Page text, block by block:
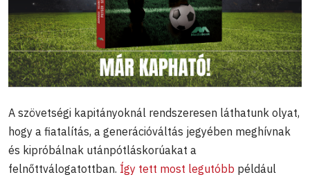
A szövetségi kapitányoknál rendszeresen láthatunk olyat,
hogy a fiatalítás, a generációváltás jegyében meghívnak
és kipróbálnak utánpótláskorúakat a
felnőttválogatottban. Így tett most legutóbb például